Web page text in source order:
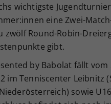
wichtigste
eine Zwei-
Round-Robin-
gibt.
by Babolat fällt vom
im Tenniscenter Leibnitz
sowie